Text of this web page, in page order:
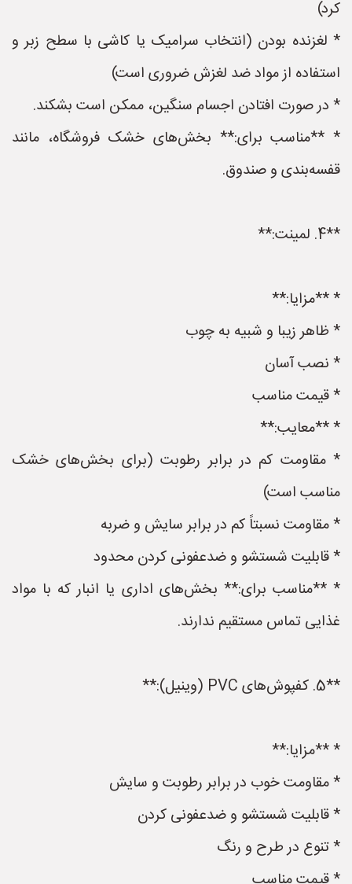
کرد)
* لغزنده بودن (انتخاب سرامیک یا کاشی با سطح زبر و
استفاده از مواد ضد لغزش ضروری است)
* در صورت افتادن اجسام سنگین، ممکن است بشکند.
* **مناسب برای:** بخش‌های خشک فروشگاه، مانند
قفسه‌بندی و صندوق.
**4. لمینت:**
* **مزایا:**
* ظاهر زیبا و شبیه به چوب
* نصب آسان
* قیمت مناسب
* **معایب:**
* مقاومت کم در برابر رطوبت (برای بخش‌های خشک
مناسب است)
* مقاومت نسبتاً کم در برابر سایش و ضربه
* قابلیت شستشو و ضدعفونی کردن محدود
* **مناسب برای:** بخش‌های اداری یا انبار که با مواد
غذایی تماس مستقیم ندارند.
**5. کفپوش‌های PVC (وینیل):**
* **مزایا:**
* مقاومت خوب در برابر رطوبت و سایش
* قابلیت شستشو و ضدعفونی کردن
* تنوع در طرح و رنگ